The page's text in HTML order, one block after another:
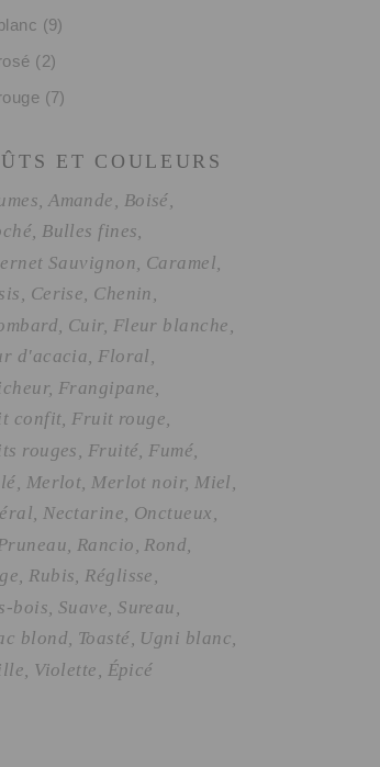
(9)
(2)
(7)
ET COULEURS
Amande
Boisé
Bulles fines
Sauvignon Caramel
Cerise Chenin
Cuir Fleur blanche
d'acacia Floral
Frangipane
confit Fruit rouge
rouges
Fruité Fumé
Merlot Merlot noir Miel
Nectarine Onctueux
Pruneau Rancio
Rond
Rubis Réglisse
bois Suave Sureau
blond Toasté Ugni blanc
Violette Épicé